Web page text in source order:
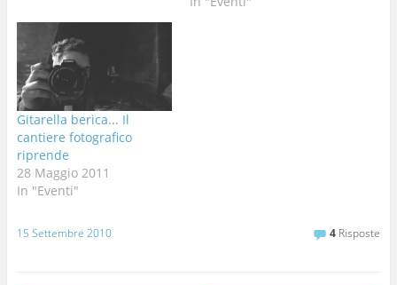
soddisfazione, no? Lo
scorso fine settimana c'è
stata l'uscita di fine corso,
in Carso, grotte :
Impossibile e…
Gitarella berica... Il
cantiere fotografico
riprende
28 Maggio 2011
In "Eventi"
15 Settembre 2010 4 Risposte